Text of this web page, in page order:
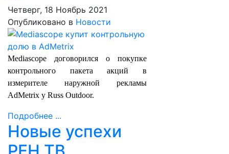
Четверг, 18 Ноябрь 2021
Опубликовано в Новости
Mediascope договорился о покупке
контрольного пакета акций в
измерителе наружной рекламы
AdMetrix у Russ Outdoor.
Подробнее ...
Новые успехи